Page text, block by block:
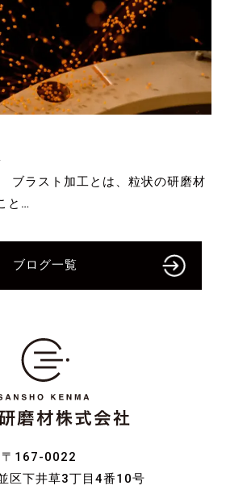
ラスト加工とは、粒状の研磨材
と…
ブログ一覧
〒167-0022
区下井草3丁目4番10号